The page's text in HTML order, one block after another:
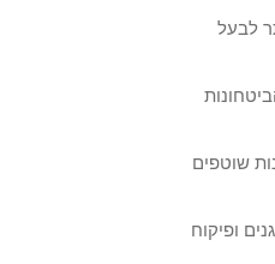
לבעל
שוטפים
ופיקוח